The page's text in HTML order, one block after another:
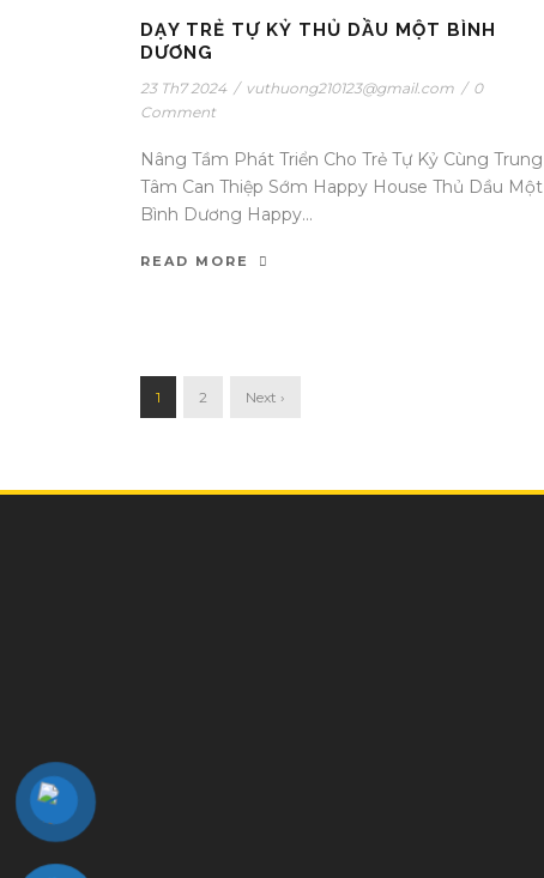
DẠY TRẺ TỰ KỶ THỦ DẦU MỘT BÌNH
DƯƠNG
23 Th7 2024 / vuthuong210123@gmail.com / 0
Comment
Nâng Tầm Phát Triển Cho Trẻ Tự Kỷ Cùng Trung
Tâm Can Thiệp Sớm Happy House Thủ Dầu Một
Bình Dương Happy...
READ MORE
1 2 Next ›